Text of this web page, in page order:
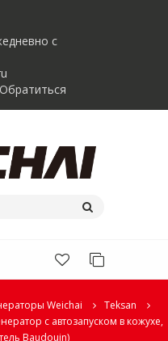
с
Обратиться
Weichai
Teksan
с автозапуском в кожухе,
Baudouin)